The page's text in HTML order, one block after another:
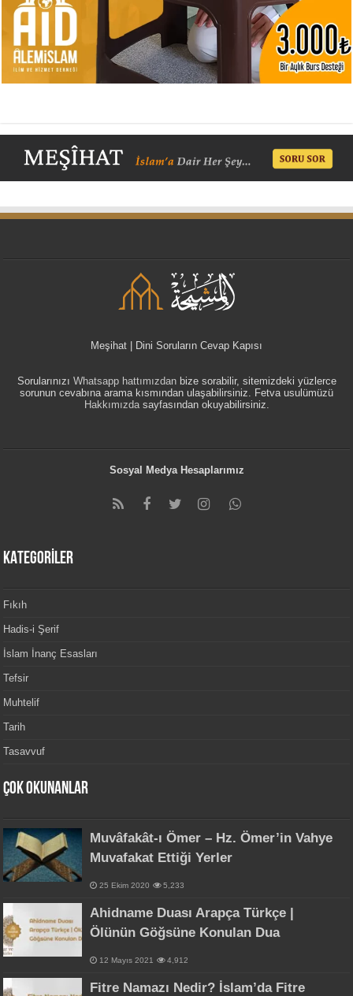
Meşihat | Dini Soruların Cevap Kapısı
Sorularınızı Whatsapp hattımızdanbize sorabilir, sitemizdeki yüzlerce
sorunun cevabına arama kısmından ulaşabilirsiniz. Fetva usulümüzü
Hakkımızdasayfasından okuyabilirsiniz.
Sosyal Medya Hesaplarımız
KATEGORİLER
Fıkıh
Hadis-i Şerif
İslam İnanç Esasları
Tefsir
Muhtelif
Tarih
Tasavvuf
Çok Okunanlar
Muvâfakât-ı Ömer – Hz. Ömer’in Vahye
Muvafakat Ettiği Yerler
25 Ekim 2020 5,233
Ahidname Duası Arapça Türkçe |
Ölünün Göğsüne Konulan Dua
12 Mayıs 2021 4,912
Fitre Namazı Nedir? İslam’da Fitre